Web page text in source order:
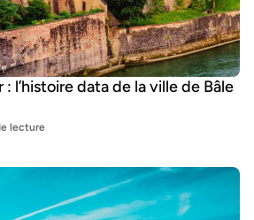
l’histoire data de la ville de Bâle
lecture